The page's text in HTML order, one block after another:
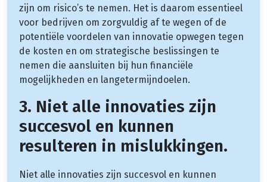
zijn om risico’s te nemen. Het is daarom essentieel
voor bedrijven om zorgvuldig af te wegen of de
potentiële voordelen van innovatie opwegen tegen
de kosten en om strategische beslissingen te
nemen die aansluiten bij hun financiële
mogelijkheden en langetermijndoelen.
3. Niet alle innovaties zijn
succesvol en kunnen
resulteren in mislukkingen.
Niet alle innovaties zijn succesvol en kunnen